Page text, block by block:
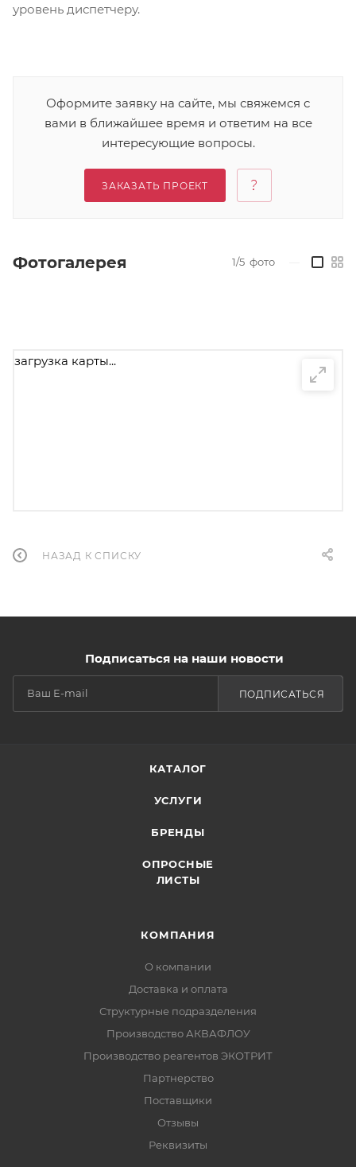
уровень диспетчеру.
Оформите заявку на сайте, мы свяжемся с
вами в ближайшее время и ответим на все
интересующие вопросы.
ЗАКАЗАТЬ ПРОЕКТ
Фотогалерея 1/5 фото
загрузка карты...
НАЗАД К СПИСКУ
Подписаться на наши новости
ПОДПИСАТЬСЯ
КАТАЛОГ
УСЛУГИ
БРЕНДЫ
ОПРОСНЫЕ
ЛИСТЫ
КОМПАНИЯ
О компании
Доставка и оплата
Структурные подразделения
Производство АКВАФЛОУ
Производство реагентов ЭКОТРИТ
Партнерство
Поставщики
Отзывы
Реквизиты